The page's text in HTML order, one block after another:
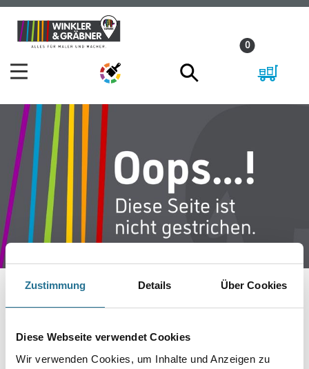
Zustimmung Details Über Cookies
Diese Webseite verwendet Cookies
Wir verwenden Cookies, um Inhalte und Anzeigen zu
Zum
Inhalt
Zum
Navigationsmenü
0
IST AUFGETRETEN